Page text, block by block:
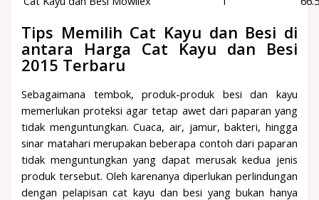
Tips Memilih Cat Kayu dan Besi di
antara Harga Cat Kayu dan Besi
2015 Terbaru
Sebagaimana tembok, produk-produk besi dan kayu
memerlukan proteksi agar tetap awet dari paparan yang
tidak menguntungkan. Cuaca, air, jamur, bakteri, hingga
sinar matahari merupakan beberapa contoh dari paparan
tidak menguntungkan yang dapat merusak kedua jenis
produk tersebut. Oleh karenanya diperlukan perlindungan
dengan pelapisan cat kayu dan besi yang bukan hanya